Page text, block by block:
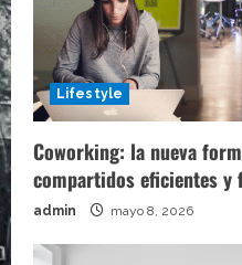
Lifestyle
Coworking: la nueva
compartidos eficientes y
admin mayo 8, 2026